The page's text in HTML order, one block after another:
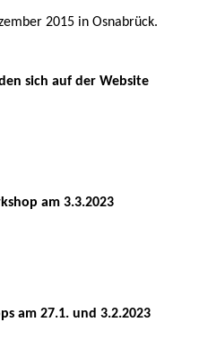
2015 in Osnabrück.
sich auf der Website
am 3.3.2023
am 27.1. und 3.2.2023